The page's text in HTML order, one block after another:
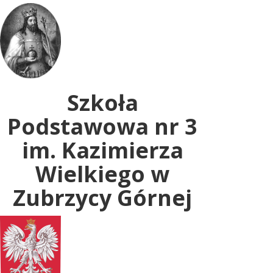
Uwaga:
ta
witryna
zawiera
system
dostępności.
Szkoła
Podstawowa nr 3
im. Kazimierza
Wielkiego w
Zubrzycy Górnej